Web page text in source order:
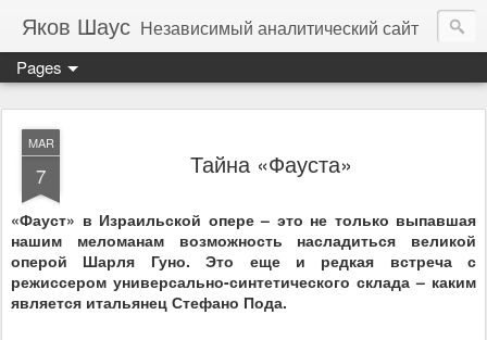
Яков Шаус Независимый аналитический сайт
Pages
MAR
7 Тайна «Фауста»
«Фауст» в Израильской опере – это не только выпавшая
нашим меломанам возможность насладиться великой
оперой Шарля Гуно. Это еще и редкая встреча с
режиссером универсально-синтетического склада – каким
является итальянец Стефано Пода.